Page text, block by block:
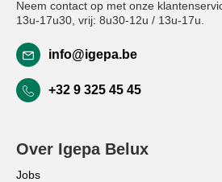
Neem contact op met onze
13u-17u30, vrij: 8u30-12u / 13u-17u.
info@igepa.be
+32 9 325 45 45
Over Igepa Belux
Jobs